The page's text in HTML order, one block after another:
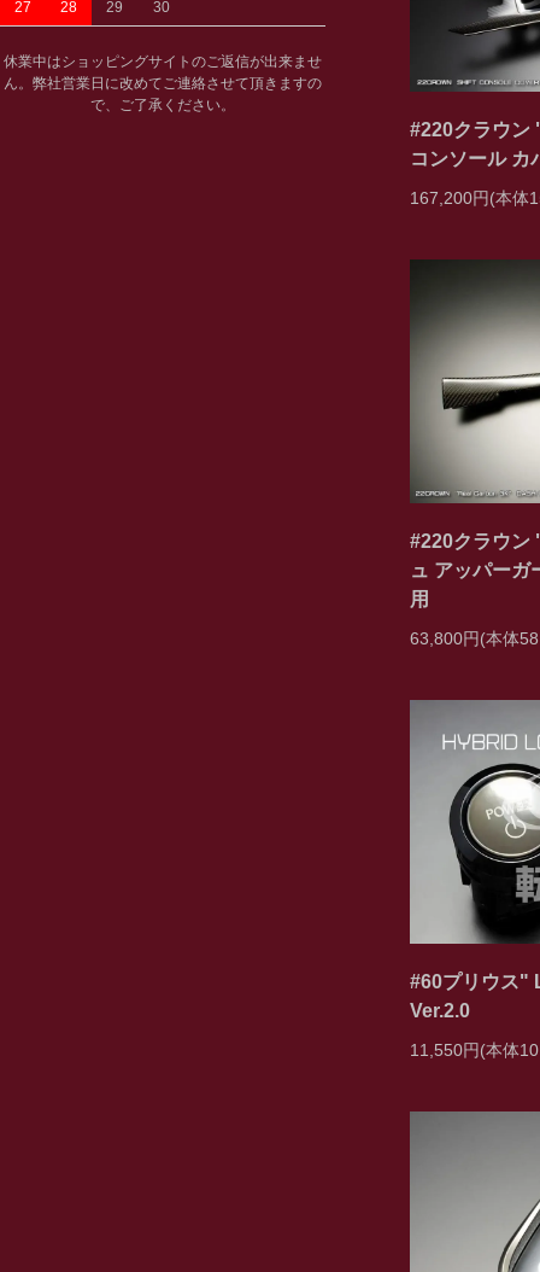
27 28 29 30
休業中はショッピングサイトのご返信が出来ませ
ん。弊社営業日に改めてご連絡させて頂きますの
で、ご了承ください。
#220クラウ
コンソール カ
167,200円(本体
#220クラウ
ュ アッパー
用
63,800円(本体
#60プリウス
Ver.2.0
11,550円(本体